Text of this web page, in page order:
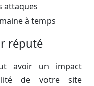
attaques
à temps
réputé
avoir un impact
de votre site